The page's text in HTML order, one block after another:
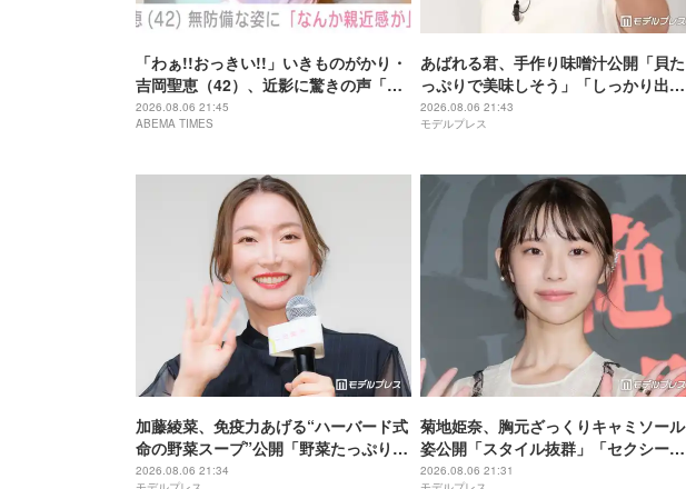
「わぁ!!おっきい!!」いきものがかり・
吉岡聖恵（42）、近影に驚きの声「な
にこれ…大好き」「なんか親近感が」
2026.08.06 21:45
ABEMA TIMES
あばれる君、手作り味噌汁公開「貝た
っぷりで美味しそう」「しっかり出汁
が出てそう」の声
2026.08.06 21:43
モデルプレス
加藤綾菜、免疫力あげる“ハーバード式
命の野菜スープ”公開「野菜たっぷりで
美味しそう」「栄養満点ですね」と反
2026.08.06 21:34
菊地姫奈、胸元ざっくりキャミソール
姿公開「スタイル抜群」「セクシーす
ぎる」と話題
2026.08.06 21:31